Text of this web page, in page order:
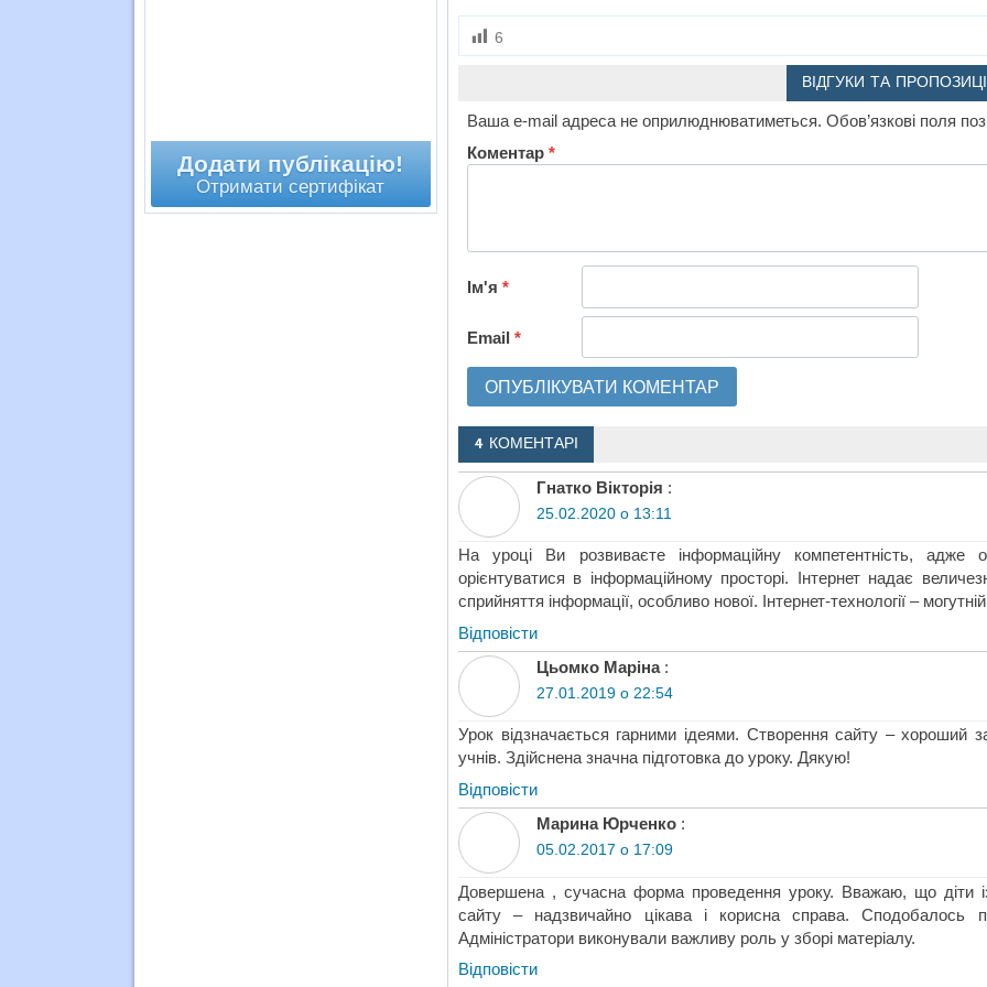
6
ВІДГУКИ ТА
Ваша e-mail адреса не оприлюднюватиметься. Обов’язкові поля
Коментар *
Ім'я *
Email *
4 КОМЕНТАРІ
Гнатко Вікторія :
25.02.2020 о 13:11
На уроці Ви розвиваєте інформаційну компетентність, адже
орієнтуватися в інформаційному просторі. Інтернет надає
сприйняття інформації, особливо нової. Інтернет-технології –
Відповіcти
Цьомко Маріна :
27.01.2019 о 22:54
Урок відзначається гарними ідеями. Створення сайту – хороший
учнів. Здійснена значна підготовка до уроку. Дякую!
Відповіcти
Марина Юрченко :
05.02.2017 о 17:09
Довершена , сучасна форма проведення уроку. Вважаю, що діти
сайту – надзвичайно цікава і корисна справа. Сподобалось
Адміністратори виконували важливу роль у зборі матеріалу.
Відповіcти
Додати публікацію!
Отримати сертифікат